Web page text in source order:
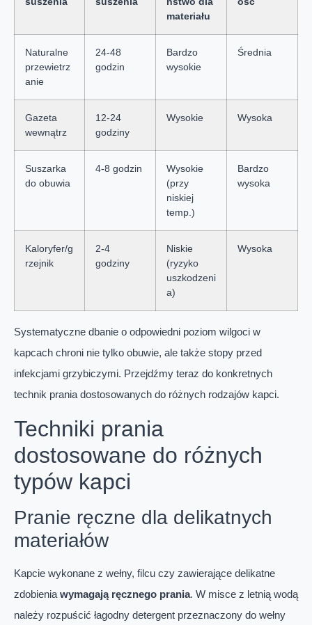
materiału
Naturalne
przewietrz
anie
24-48
godzin
Bardzo
wysokie
Średnia
Gazeta
wewnątrz
12-24
godziny
Wysokie Wysoka
Suszarka
do obuwia
4-8 godzin
Wysokie
(przy
niskiej
temp.)
Bardzo
wysoka
Kaloryfer/g
rzejnik
2-4
godziny
Niskie
(ryzyko
uszkodzeni
a)
Wysoka
Systematyczne dbanie o odpowiedni poziom wilgoci w
kapcach chroni nie tylko obuwie, ale także stopy przed
infekcjami grzybiczymi. Przejdźmy teraz do konkretnych
technik prania dostosowanych do różnych rodzajów kapci.
Techniki prania
dostosowane do różnych
typów kapci
Pranie ręczne dla delikatnych
materiałów
Kapcie wykonane z wełny, filcu czy zawierające delikatne
zdobienia wymagają ręcznego prania. W misce z letnią wodą
należy rozpuścić łagodny detergent przeznaczony do wełny